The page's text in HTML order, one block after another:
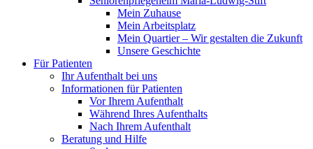
Mein Zuhause
Mein Arbeitsplatz
Mein Quartier – Wir gestalten die Zukunft
Unsere Geschichte
Für Patienten
Ihr Aufenthalt bei uns
Informationen für Patienten
Vor Ihrem Aufenthalt
Während Ihres Aufenthalts
Nach Ihrem Aufenthalt
Beratung und Hilfe